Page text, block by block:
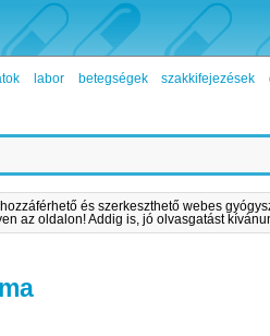
labor betegségek szakkifejezések
és szerkeszthető webes
az oldalon! Addig is, jó olvasgatást